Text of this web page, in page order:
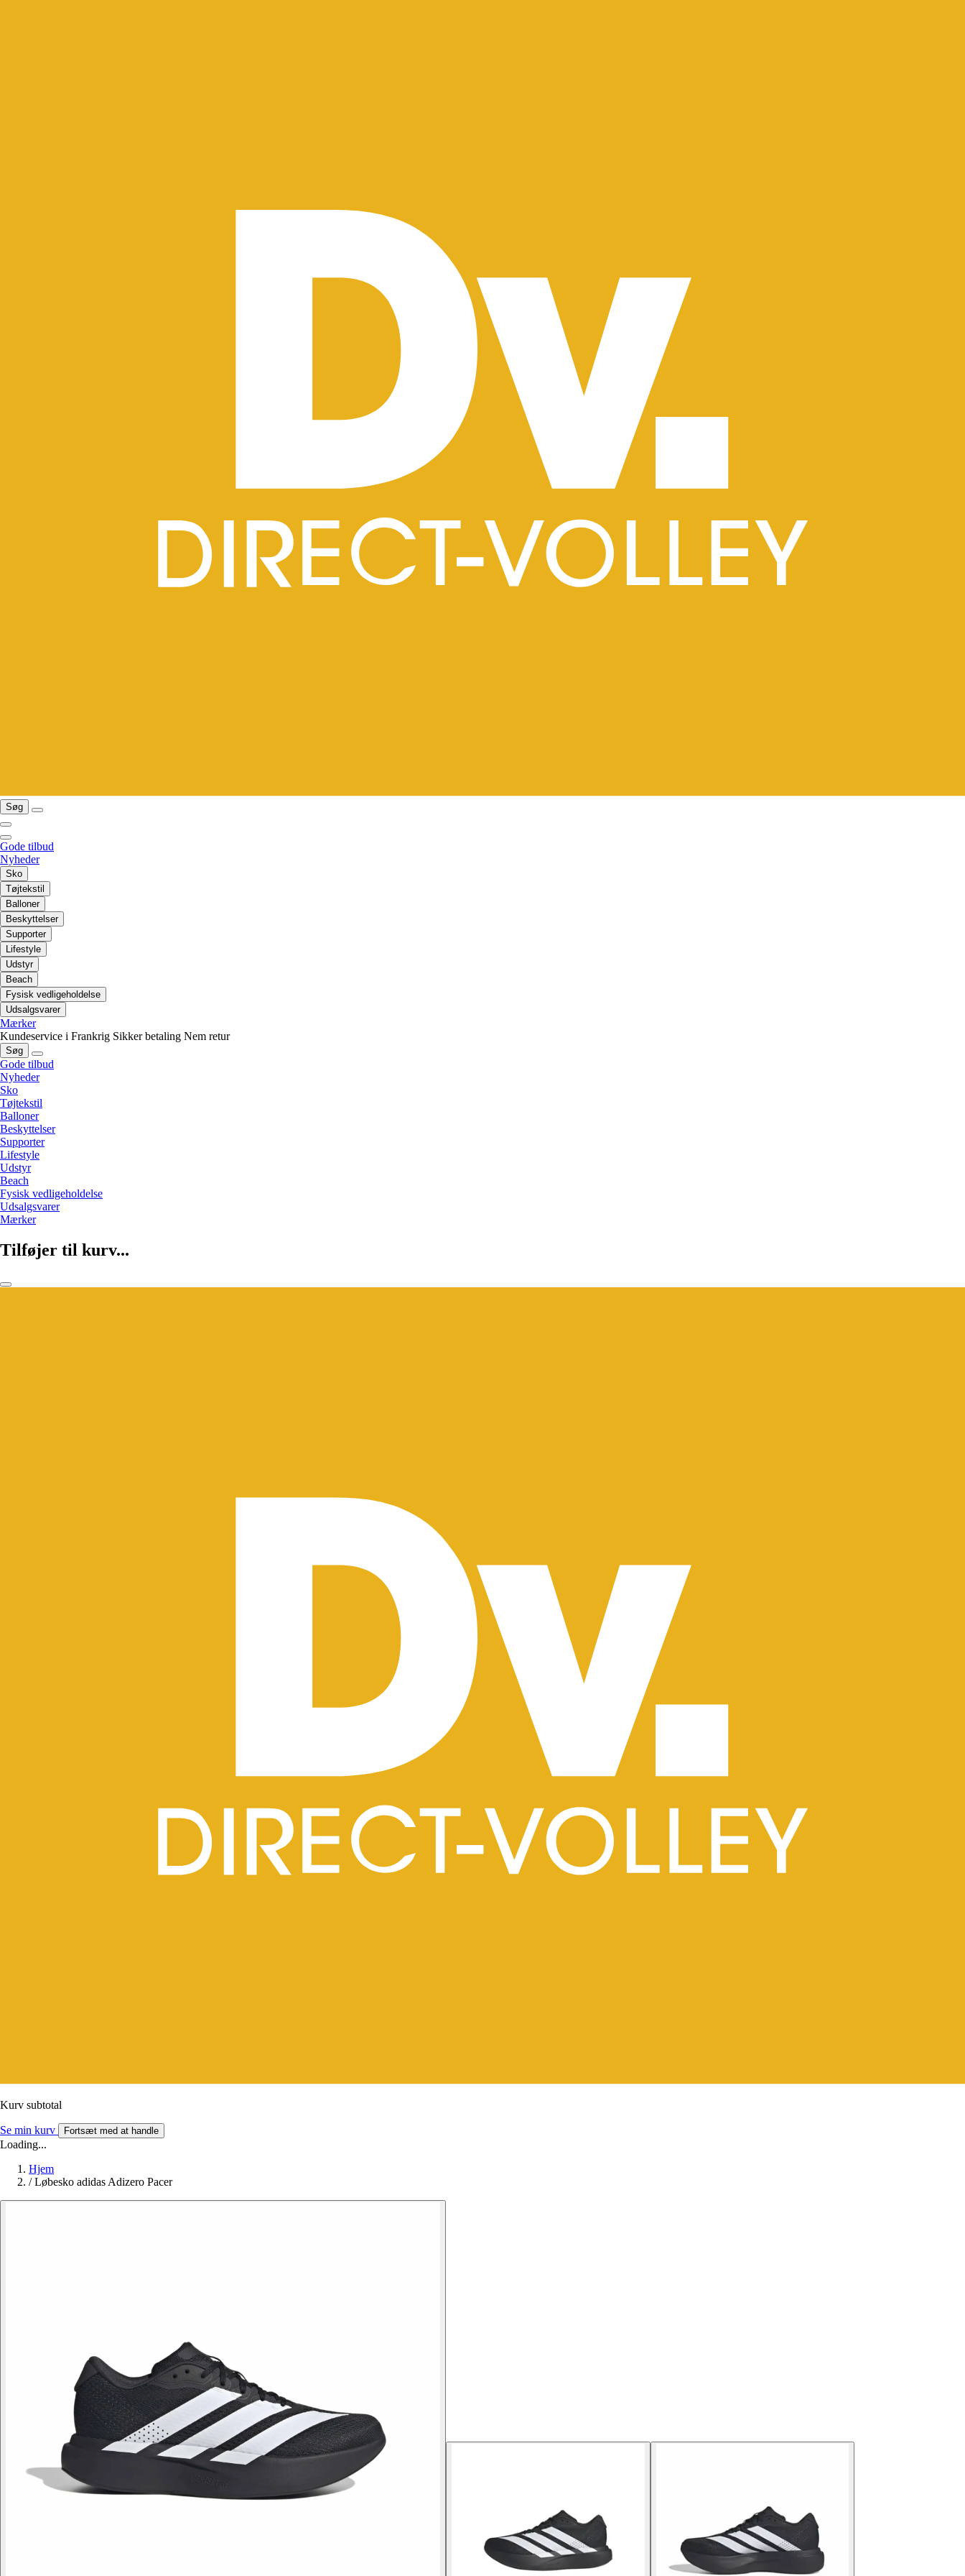
Søg
Gode tilbud
Nyheder
Sko
Tøjtekstil
Balloner
Beskyttelser
Supporter
Lifestyle
Udstyr
Beach
Fysisk vedligeholdelse
Udsalgsvarer
Mærker
Kundeservice i Frankrig Sikker betaling Nem retur
Søg
Gode tilbud
Nyheder
Sko
Tøjtekstil
Balloner
Beskyttelser
Supporter
Lifestyle
Udstyr
Beach
Fysisk vedligeholdelse
Udsalgsvarer
Mærker
Tilføjer til kurv...
Kurv subtotal
Se min kurv Fortsæt med at handle
Loading...
Hjem
/ Løbesko adidas Adizero Pacer